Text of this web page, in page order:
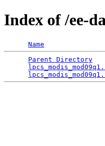
Index of /ee-
Name
Parent Directory